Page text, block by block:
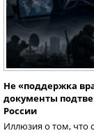
Не «поддержка
документы
России
Иллюзия о том, что